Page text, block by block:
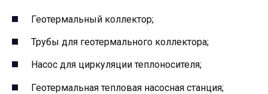
Геотермальный коллектор;
Трубы для геотермального коллектора;
Насос для циркуляции теплоносителя;
Геотермальная тепловая насосная станция;